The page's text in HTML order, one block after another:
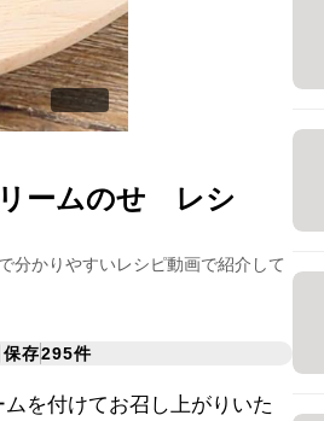
ームのせ レシ
分かりやすいレシピ動画で紹介して
保存295件
を付けてお召し上がりいた